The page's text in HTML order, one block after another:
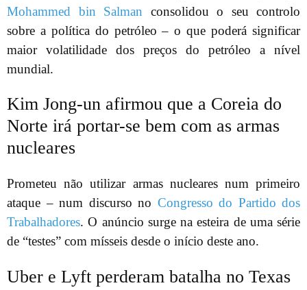
Mohammed bin Salman consolidou o seu controlo
sobre a política do petróleo – o que poderá significar
maior volatilidade dos preços do petróleo a nível
mundial.
Kim Jong-un afirmou que a Coreia do
Norte irá portar-se bem com as armas
nucleares
Prometeu não utilizar armas nucleares num primeiro
ataque – num discurso no Congresso do Partido dos
Trabalhadores. O anúncio surge na esteira de uma série
de “testes” com mísseis desde o início deste ano.
Uber e Lyft perderam batalha no Texas